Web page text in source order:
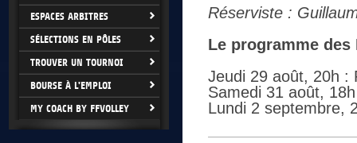
ESPACES ARBITRES
SÉLECTIONS EN PÔLES
TROUVER UN TOURNOI
BOURSE À L'EMPLOI
MY COACH BY FFVOLLEY
Réserviste :
Le programme des
Jeudi 29 août, 20h :
Samedi 31 août,
Lundi 2 septembre,